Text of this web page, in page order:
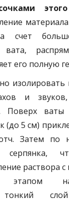
счет
его полную
и
Поверх
(до 5 см)
Затем по
серпянка,
раствора
этапом
тонкий